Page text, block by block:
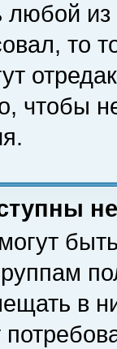
любой
то
чтобы
в